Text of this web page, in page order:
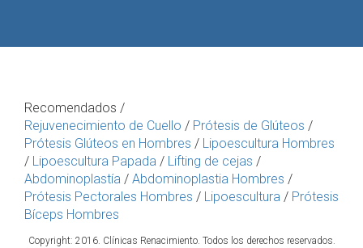
Recomendados /
Rejuvenecimiento de Cuello / Prótesis de Glúteos /
Prótesis Glúteos en Hombres / Lipoescultura Hombres
/ Lipoescultura Papada / Lifting de cejas /
Abdominoplastía / Abdominoplastia Hombres /
Prótesis Pectorales Hombres / Lipoescultura / Prótesis
Bíceps Hombres
Copyright: 2016. Clínicas Renacimiento. Todos los derechos reservados.